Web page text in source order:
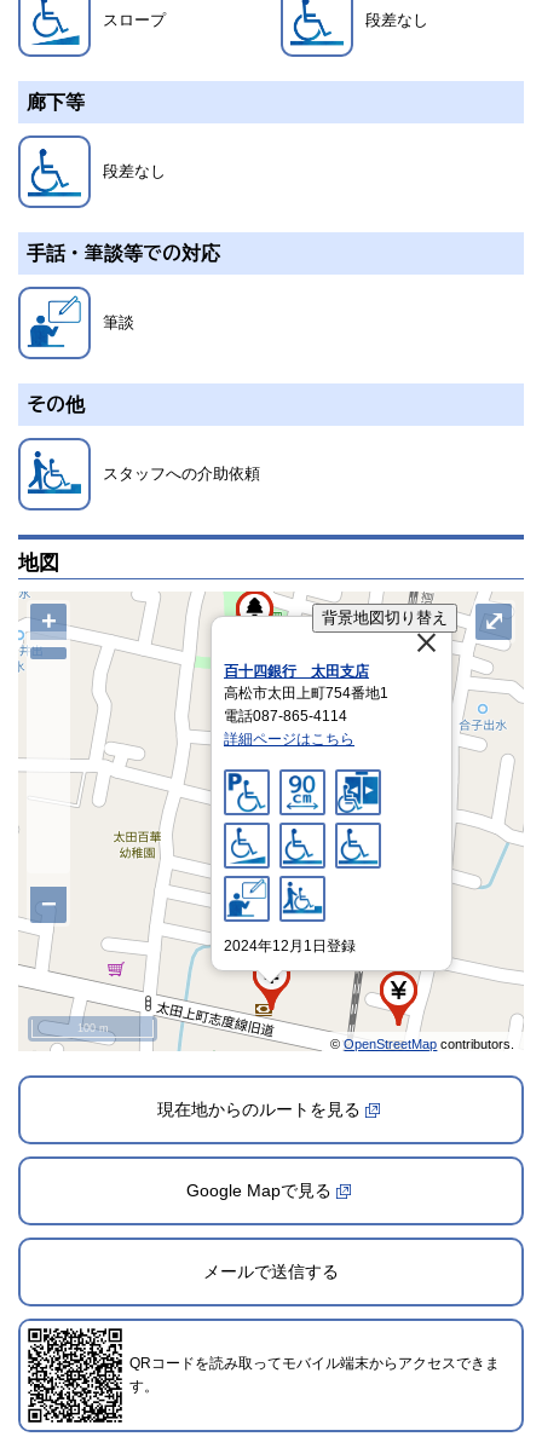
スロープ 段差なし
廊下等
段差なし
手話・筆談等での対応
筆談
その他
スタッフへの介助依頼
地図
背景地図切り替え
百十四銀行 太田支店
高松市太田上町754番地1
電話087-865-4114
詳細ページはこちら
2024年12月1日登録
+
−
©OpenStreetMap contributors.
100 m
⤢
現在地からのルートを見る
Google Mapで見る
メールで送信する
QRコードを読み取ってモバイル端末からアクセスできま
す。